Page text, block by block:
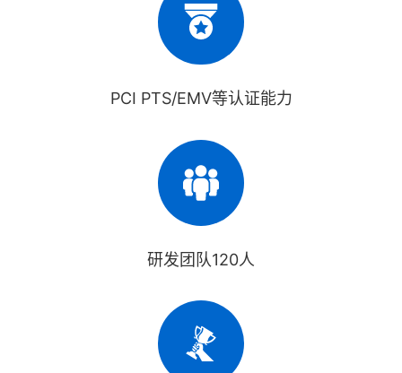
PCI PTS/EMV等认证能力
研发团队120人